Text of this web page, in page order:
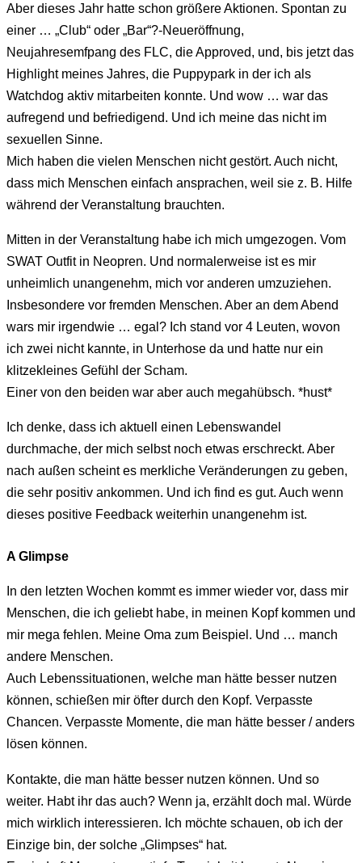
Aber dieses Jahr hatte schon größere Aktionen. Spontan zu
einer … „Club“ oder „Bar“?-Neueröffnung,
Neujahresemfpang des FLC, die Approved, und, bis jetzt das
Highlight meines Jahres, die Puppypark in der ich als
Watchdog aktiv mitarbeiten konnte. Und wow … war das
aufregend und befriedigend. Und ich meine das nicht im
sexuellen Sinne.
Mich haben die vielen Menschen nicht gestört. Auch nicht,
dass mich Menschen einfach ansprachen, weil sie z. B. Hilfe
während der Veranstaltung brauchten.
Mitten in der Veranstaltung habe ich mich umgezogen. Vom
SWAT Outfit in Neopren. Und normalerweise ist es mir
unheimlich unangenehm, mich vor anderen umzuziehen.
Insbesondere vor fremden Menschen. Aber an dem Abend
wars mir irgendwie … egal? Ich stand vor 4 Leuten, wovon
ich zwei nicht kannte, in Unterhose da und hatte nur ein
klitzekleines Gefühl der Scham.
Einer von den beiden war aber auch megahübsch. *hust*
Ich denke, dass ich aktuell einen Lebenswandel
durchmache, der mich selbst noch etwas erschreckt. Aber
nach außen scheint es merkliche Veränderungen zu geben,
die sehr positiv ankommen. Und ich find es gut. Auch wenn
dieses positive Feedback weiterhin unangenehm ist.
A Glimpse
In den letzten Wochen kommt es immer wieder vor, dass mir
Menschen, die ich geliebt habe, in meinen Kopf kommen und
mir mega fehlen. Meine Oma zum Beispiel. Und … manch
andere Menschen.
Auch Lebenssituationen, welche man hätte besser nutzen
können, schießen mir öfter durch den Kopf. Verpasste
Chancen. Verpasste Momente, die man hätte besser / anders
lösen können.
Kontakte, die man hätte besser nutzen können. Und so
weiter. Habt ihr das auch? Wenn ja, erzählt doch mal. Würde
mich wirklich interessieren. Ich möchte schauen, ob ich der
Einzige bin, der solche „Glimpses“ hat.